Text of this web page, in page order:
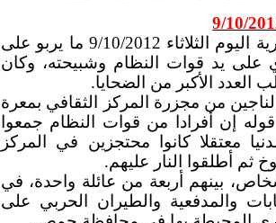
قتل في أرجاء سورية اليوم الثلاثاء 9/10/2012 ما يربو على
على يد قوات النظام وشبيحته، وكان
العدد الأكبر من الضحايا.
من مجزرة المركز الثقافي بمعرة
إن أفرادا من قوات النظام جمعوا
معتقلا كانوا محتجزين في المركز
ثم أطلقوا النار عليهم.
بينهم أربعة من عائلة واحدة، في
والمدفعية والطيران الحربي على